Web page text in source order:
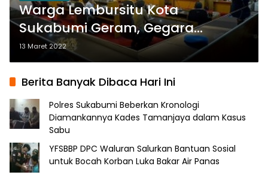
Warga Lembursitu Kota
Sukabumi Geram, Gegara
Perumahan Sering Terjadi Banjir
13 Maret 2022
Berita Banyak Dibaca Hari Ini
Polres Sukabumi Beberkan Kronologi
Diamankannya Kades Tamanjaya dalam Kasus
Sabu
YFSBBP DPC Waluran Salurkan Bantuan Sosial
untuk Bocah Korban Luka Bakar Air Panas